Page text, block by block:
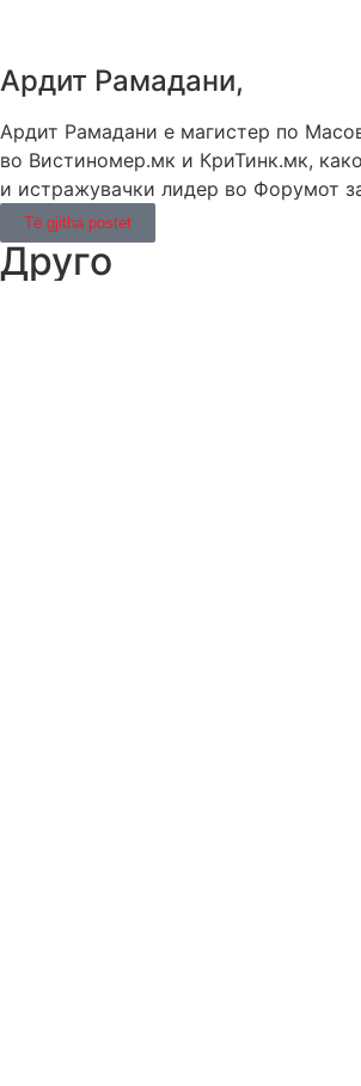
Ардит Рамадани,
Ардит Рамадани е магистер по
во Вистиномер.мк и КриТинк.мк,
и истражувачки лидер во Форумот
Të gjitha postet
Друго